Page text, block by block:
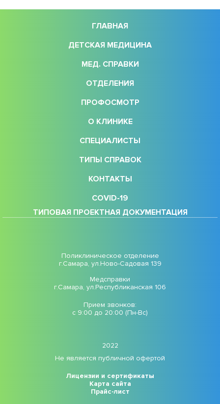
ГЛАВНАЯ
ДЕТСКАЯ МЕДИЦИНА
МЕД. СПРАВКИ
ОТДЕЛЕНИЯ
ПРОФОСМОТР
О КЛИНИКЕ
СПЕЦИАЛИСТЫ
ТИПЫ СПРАВОК
КОНТАКТЫ
COVID-19
ТИПОВАЯ ПРОЕКТНАЯ ДОКУМЕНТАЦИЯ
Поликлиническое отделение
г.Самара, ул.Ново-Садовая 139
Медсправки
г.Самара, ул.Республиканская 106
Прием звонков:
с 9:00 до 20:00 (Пн-Вс)
2022
Не является публичной офертой
Лицензии и сертификаты
Карта сайта
Прайс-лист